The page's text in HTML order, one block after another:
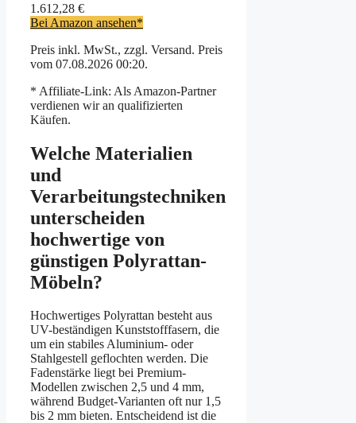
1.612,28 €
Bei Amazon ansehen*
Preis inkl. MwSt., zzgl. Versand. Preis
vom 07.08.2026 00:20.
* Affiliate-Link: Als Amazon-Partner
verdienen wir an qualifizierten
Käufen.
Welche Materialien
und
Verarbeitungstechniken
unterscheiden
hochwertige von
günstigen Polyrattan-
Möbeln?
Hochwertiges Polyrattan besteht aus
UV-beständigen Kunststofffasern, die
um ein stabiles Aluminium- oder
Stahlgestell geflochten werden. Die
Fadenstärke liegt bei Premium-
Modellen zwischen 2,5 und 4 mm,
während Budget-Varianten oft nur 1,5
bis 2 mm bieten. Entscheidend ist die